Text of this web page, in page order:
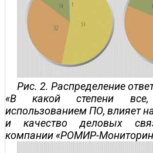
Рис. 2. Распределение
«В какой степени
использованием ПО, влияет
и качество деловых
компании «РОМИР-